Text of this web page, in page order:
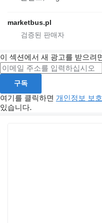
marketbus.pl
이 섹션에서 새 광고를 받으려
구독
여기를 클릭하면 개인정보 보
있습니다.